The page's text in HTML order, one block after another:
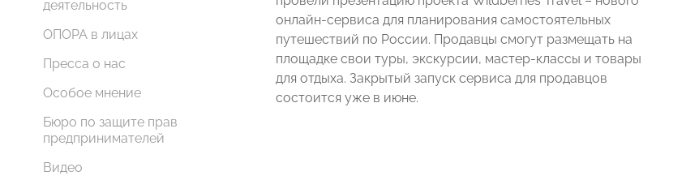
деятельность
ОПОРА в лицах
Пресса о нас
Особое мнение
Бюро по защите прав
предпринимателей
Видео
онлайн-сервиса для планирования самостоятельных
путешествий по России. Продавцы смогут размещать на
площадке свои туры, экскурсии, мастер-классы и товары
для отдыха. Закрытый запуск сервиса для продавцов
состоится уже в июне.